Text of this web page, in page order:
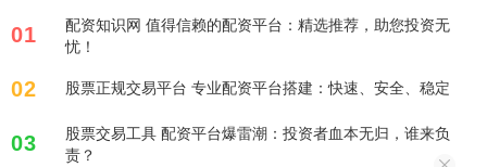
01
配资知识网 值得信赖的配资平台：精选推荐，助您投资无
忧！
02 股票正规交易平台 专业配资平台搭建：快速、安全、稳定
03
股票交易工具 配资平台爆雷潮：投资者血本无归，谁来负
责？